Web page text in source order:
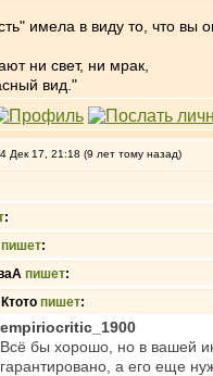
имела в виду то, что вы
ни свет, ни мрак,
вид."
Дек 17, 21:18 (9 лет тому назад)
:
пишет:
пишет:
Ктото пишет:
empiriocritic_1900
Всё бы хорошо, но в вашей
гарантировано, а его еще